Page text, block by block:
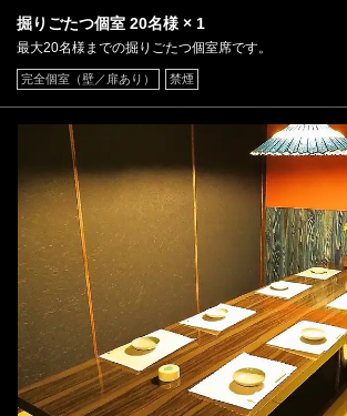
掘りごたつ個室 20名様 × 1
最大20名様までの掘りごたつ個室席です。
完全個室（壁／扉あり） 禁煙
この店舗情報をシェアする